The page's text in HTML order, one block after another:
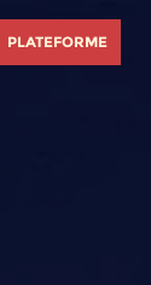
PLATEFORME